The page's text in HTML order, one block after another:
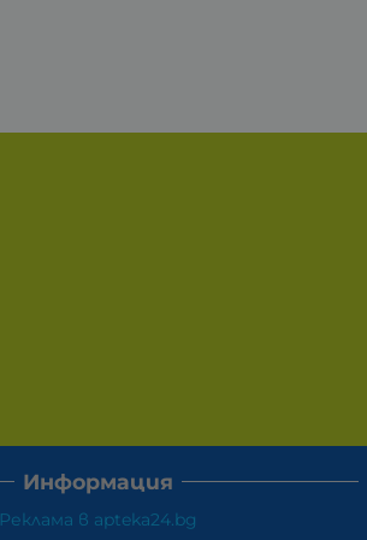
Информация
Реклама в apteka24.bg